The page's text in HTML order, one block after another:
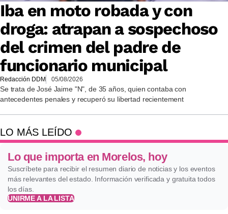
Iba en moto robada y con
droga: atrapan a sospechoso
del crimen del padre de
funcionario municipal
Redacción DDM 05/08/2026
Se trata de José Jaime "N", de 35 años, quien contaba con
antecedentes penales y recuperó su libertad recientement
LO MÁS LEÍDO
Lo que importa en Morelos, hoy
Suscríbete para recibir el resumen diario de noticias y los eventos
más relevantes del estado. Información verificada y gratuita todos
los días.
UNIRME A LA LISTA